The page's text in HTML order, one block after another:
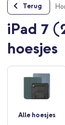
Terug
iPad 7
hoesjes
Alle hoesjes